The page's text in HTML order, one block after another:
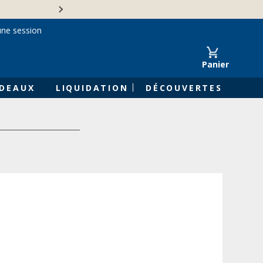
Panier
LIQUIDATION DÉCOUVERTES
session